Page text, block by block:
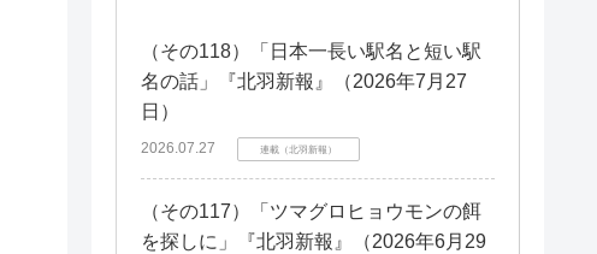
（その118）「日本一長い駅名と短い駅
名の話」『北羽新報』（2026年7月27
日）
2026.07.27 連載（北羽新報）
（その117）「ツマグロヒョウモンの餌
を探しに」『北羽新報』（2026年6月29